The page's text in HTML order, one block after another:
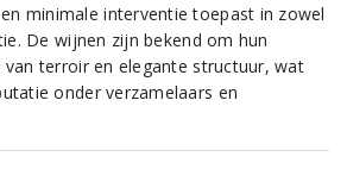
minimale interventie toepast in zowel
De wijnen zijn bekend om hun
van terroir en elegante structuur, wat
onder verzamelaars en